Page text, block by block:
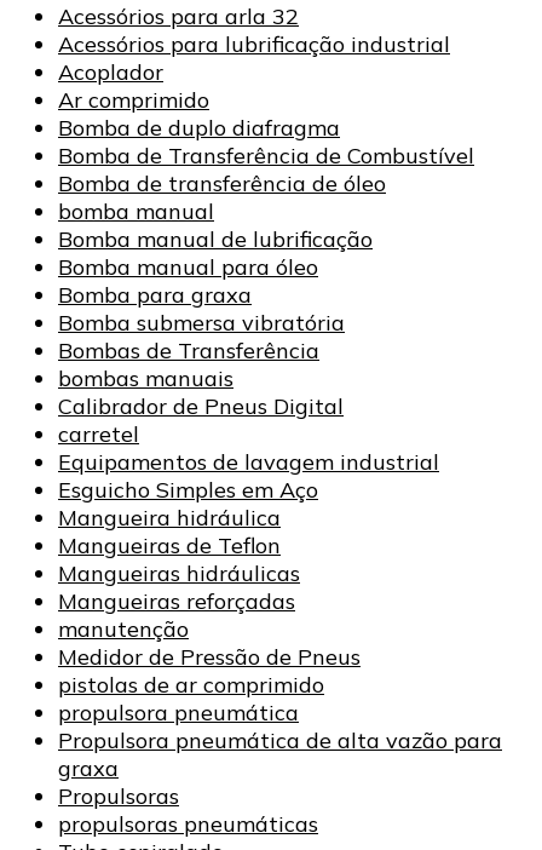
Acessórios para arla 32
Acessórios para lubrificação industrial
Acoplador
Ar comprimido
Bomba de duplo diafragma
Bomba de Transferência de Combustível
Bomba de transferência de óleo
bomba manual
Bomba manual de lubrificação
Bomba manual para óleo
Bomba para graxa
Bomba submersa vibratória
Bombas de Transferência
bombas manuais
Calibrador de Pneus Digital
carretel
Equipamentos de lavagem industrial
Esguicho Simples em Aço
Mangueira hidráulica
Mangueiras de Teflon
Mangueiras hidráulicas
Mangueiras reforçadas
manutenção
Medidor de Pressão de Pneus
pistolas de ar comprimido
propulsora pneumática
Propulsora pneumática de alta vazão para
graxa
Propulsoras
propulsoras pneumáticas